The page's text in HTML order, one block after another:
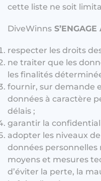
cette liste ne soit
DiveWinns S’ENGAGE
respecter les droits
ne traiter que les
les finalités
fournir, sur demande
données à caractère
délais ;
garantir la
adopter les niveaux
données
moyens et mesures
d’éviter la perte, la